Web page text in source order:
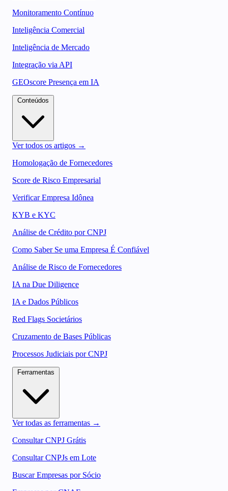
Monitoramento Contínuo
Inteligência Comercial
Inteligência de Mercado
Integração via API
GEOscore Presença em IA
Ver todos os artigos →
Homologação de Fornecedores
Score de Risco Empresarial
Verificar Empresa Idônea
KYB e KYC
Análise de Crédito por CNPJ
Como Saber Se uma Empresa É Confiável
Análise de Risco de Fornecedores
IA na Due Diligence
IA e Dados Públicos
Red Flags Societários
Cruzamento de Bases Públicas
Processos Judiciais por CNPJ
Ver todas as ferramentas →
Consultar CNPJ Grátis
Consultar CNPJs em Lote
Buscar Empresas por Sócio